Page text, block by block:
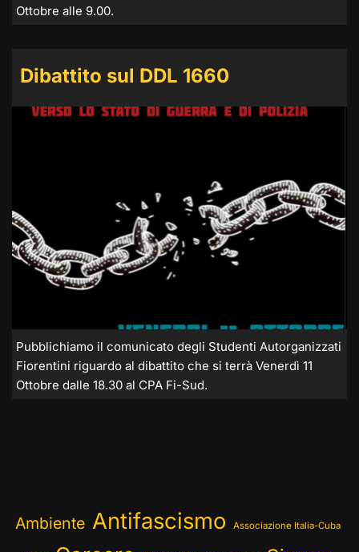
Ottobre alle 9.00.
Dibattito sul DDL 1660
Pubblichiamo il comunicato degli Studenti Autorganizzati
Fiorentini riguardo al dibattito che si terrà Venerdì 11
Ottobre dalle 18.30 al CPA Fi-Sud.
Ambiente Antifascismo Associazione Italia-Cuba